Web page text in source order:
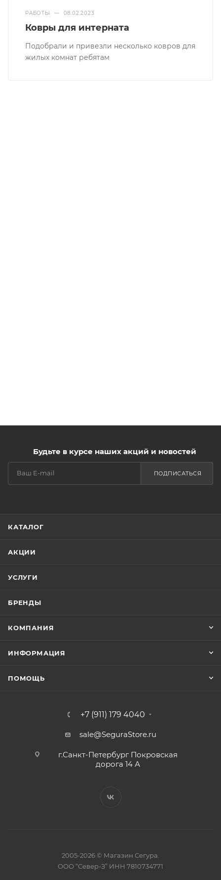
РАБОТЫ — 08.02.2023
Ковры для интерната
Подобрали и привезли несколько ковров для
жилых комнат ребятам
Будьте в курсе наших акций и новостей
ПОДПИСАТЬСЯ
КАТАЛОГ
АКЦИИ
УСЛУГИ
БРЕНДЫ
КОМПАНИЯ
ИНФОРМАЦИЯ
ПОМОЩЬ
+7 (911) 179 4040
sale@SeguraStore.ru
г.Санкт-Петербург Покровская
дорога 14 А
2005-2026 © Магазин Сегура.
ООО “Север-З” ИНН 7810734771